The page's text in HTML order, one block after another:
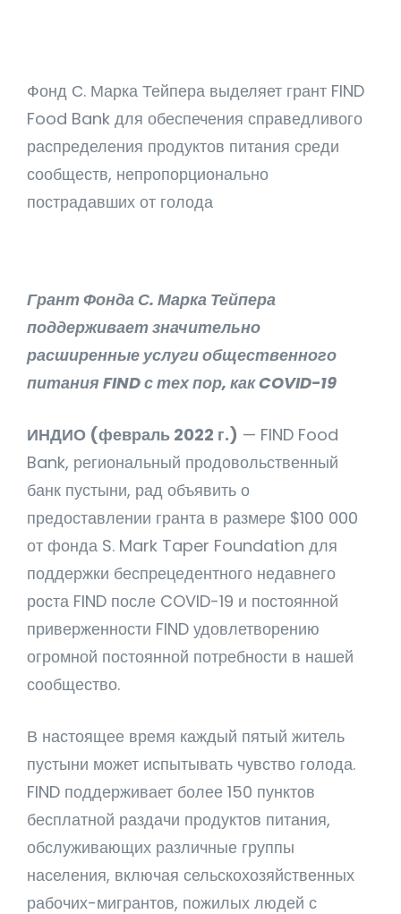
Фонд С. Марка Тейпера выделяет грант FIND
Food Bank для обеспечения справедливого
распределения продуктов питания среди
сообществ, непропорционально
пострадавших от голода
Грант Фонда С. Марка Тейпера
поддерживает значительно
расширенные услуги общественного
питания FIND с тех пор, какCOVID-19
ИНДИО (февраль 2022 г.) — FIND Food
Bank, региональный продовольственный
банк пустыни, рад объявить о
предоставлении гранта в размере $100 000
от фонда S. Mark Taper Foundation для
поддержки беспрецедентного недавнего
роста FIND после COVID-19 и постоянной
приверженности FIND удовлетворению
огромной постоянной потребности в нашей
сообщество.
В настоящее время каждый пятый житель
пустыни может испытывать чувство голода.
FIND поддерживает более 150 пунктов
бесплатной раздачи продуктов питания,
обслуживающих различные группы
населения, включая сельскохозяйственных
рабочих-мигрантов, пожилых людей с